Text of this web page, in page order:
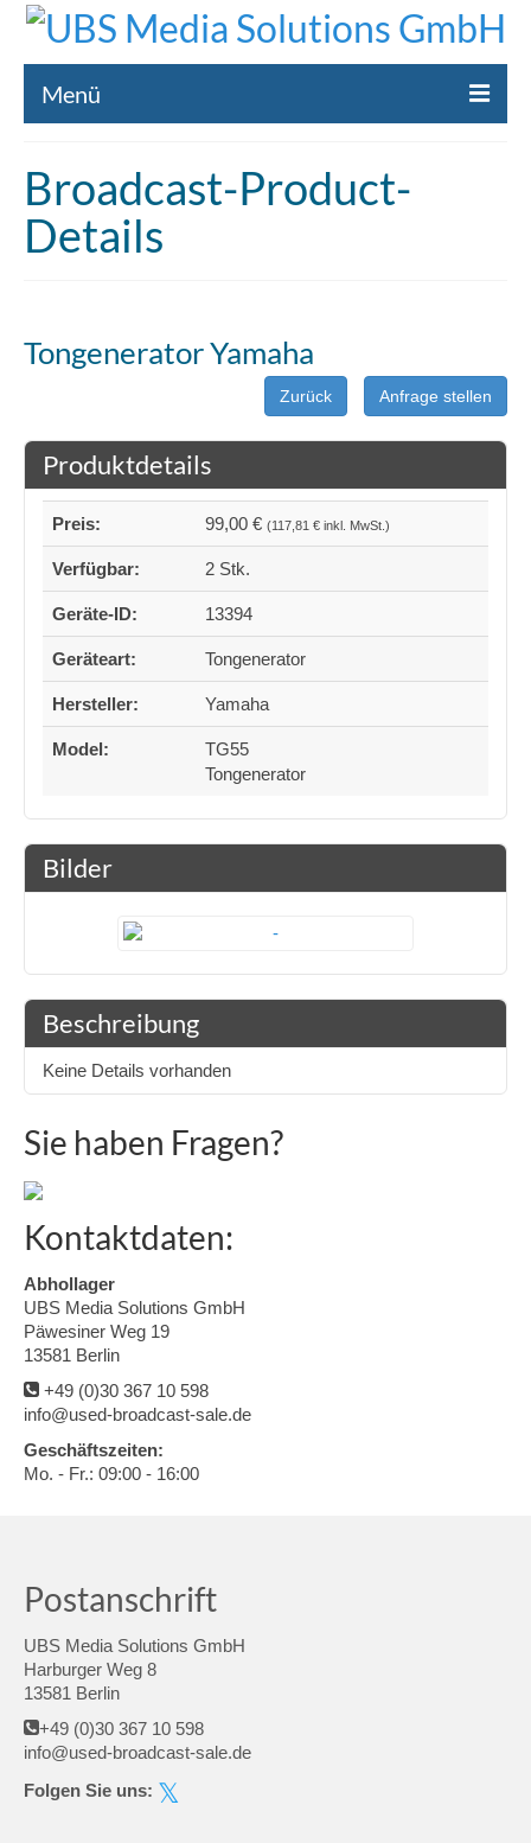
Menü
Liste gebrauchte Broadcast-Technik
Leistungen
Broadcast-Technik Verleih
Broadcast-Product-
Details
Tongenerator Yamaha
Zurück Anfrage stellen
Produktdetails
Preis: 99,00 € (117,81 € inkl. MwSt.)
Verfügbar: 2 Stk.
Geräte-ID: 13394
Geräteart: Tongenerator
Hersteller: Yamaha
Model:
TG55
Tongenerator
Bilder
Beschreibung
Keine Details vorhanden
Sie haben Fragen?
Kontaktdaten:
Abhollager
UBS Media Solutions GmbH
Päwesiner Weg 19
13581 Berlin
+49 (0)30 367 10 598
info@used-broadcast-sale.de
Geschäftszeiten:
Mo. - Fr.: 09:00 - 16:00
Postanschrift
UBS Media Solutions GmbH
Harburger Weg 8
13581 Berlin
+49 (0)30 367 10 598
info@used-broadcast-sale.de
Folgen Sie uns: